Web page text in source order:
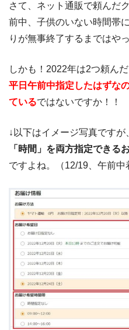
さて、ネット通販で頼んだ
前中、子供のいない時間帯
りが無事終了するまではや
しかも！2022年は2つ頼ん
平日午前中指定したはずな
ているではないですか！！
↓以下はイメージ写真です
「時間」を両方指定できる
ですよね。（12/19、午前中